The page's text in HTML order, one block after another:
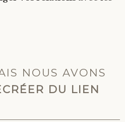
NOUS AVONS
DU LIEN